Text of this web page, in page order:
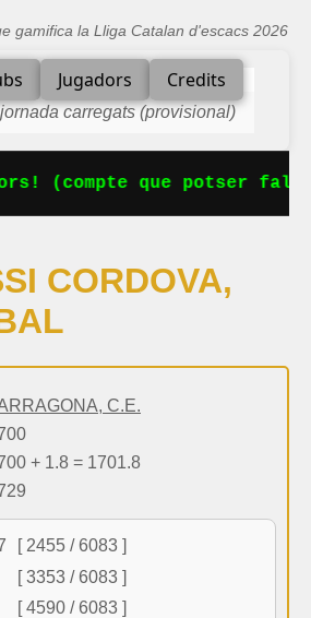
gamifica la Lliga Catalan d'escacs 2026
Jugadors Credits
carregats (provisional)
(compte que potser
CORDOVA,
C.E.
+ 1.8 = 1701.8
[ 2455 / 6083 ]
[ 3353 / 6083 ]
[ 4590 / 6083 ]